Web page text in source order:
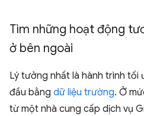
Tìm những hoạt động
ở bên ngoài
Lý tưởng nhất là hành trình tối
đầu bằng dữ liệu trường. Ở
từ một nhà cung cấp dịch vụ